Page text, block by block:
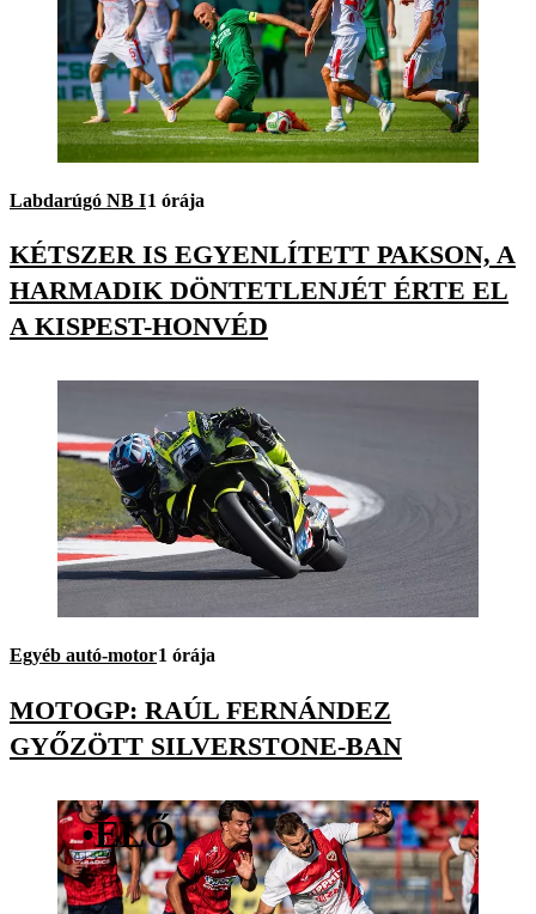
Labdarúgó NB I1 órája
KÉTSZER IS EGYENLÍTETT PAKSON, A
HARMADIK DÖNTETLENJÉT ÉRTE EL
A KISPEST-HONVÉD
Egyéb autó-motor1 órája
MOTOGP: RAÚL FERNÁNDEZ
GYŐZÖTT SILVERSTONE-BAN
•ÉLŐ